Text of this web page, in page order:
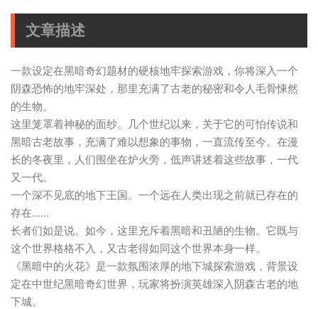
文章描述
一款设定在黑暗奇幻题材的硬核地牢探索游戏，你将深入一个
阴森恐怖的地牢深处，那里充满了古老的秘密和令人毛骨悚然
的生物。
这里笼罩着神秘的面纱。几个世纪以来，关于它的可怕传说和
黑暗古老故事，充满了难以想象的事物，一直流传至今。在漫
长的冬夜里，人们围坐在炉火旁，低声讲述着这些故事，一代
又一代。
一个深不见底的地下王国。一个远在人类出现之前就已存在的
存在……
长者们如是说。如今，这里充斥着黑暗和丑陋的生物。它既与
这个世界格格不入，又古老得如同这个世界本身一样。
《黑暗中的火花》是一款氛围浓厚的地下城探索游戏，背景设
定在中世纪黑暗奇幻世界，玩家将扮演英雄深入阴森古老的地
下城。